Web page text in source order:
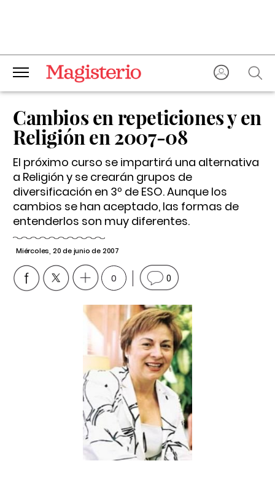
Cambios en repeticiones y en
Religión en 2007-08
El próximo curso se impartirá una alternativa
a Religión y se crearán grupos de
diversificación en 3º de ESO. Aunque los
cambios se han aceptado, las formas de
entenderlos son muy diferentes.
Miércoles, 20 de junio de 2007
0 0